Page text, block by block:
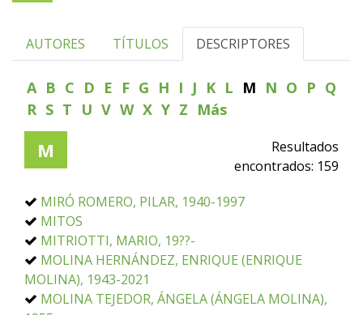
AUTORES TÍTULOS DESCRIPTORES
A B C D E F G H I J K L M N O P Q
R S T U V W X Y Z Más
M
Resultados
encontrados: 159
MIRÓ ROMERO, PILAR, 1940-1997
MITOS
MITRIOTTI, MARIO, 19??-
MOLINA HERNÁNDEZ, ENRIQUE (ENRIQUE
MOLINA), 1943-2021
MOLINA TEJEDOR, ÁNGELA (ÁNGELA MOLINA),